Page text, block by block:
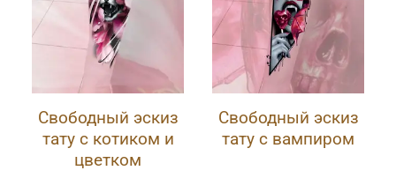
Свободный эскиз
тату с котиком и
цветком
Свободный эскиз
тату с вампиром